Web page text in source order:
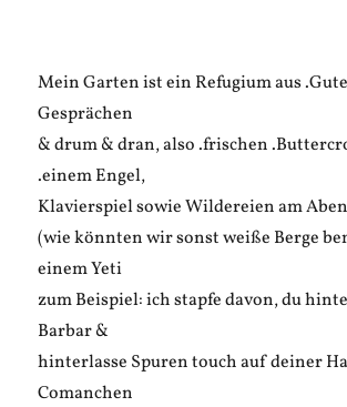
Mein Garten ist ein Refugium aus
Gesprächen
& drum & dran, also .frischen
.einem Engel,
Klavierspiel sowie Wildereien am
(wie könnten wir sonst weiße Berge
einem Yeti
zum Beispiel: ich stapfe davon, du
Barbar &
hinterlasse Spuren touch auf deiner
Comanchen